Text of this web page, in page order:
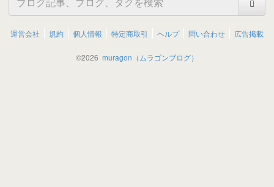
運営会社 規約 個人情報 特定商取引 ヘルプ 問い合わせ 広告掲載
©2026 muragon（ムラゴンブログ）